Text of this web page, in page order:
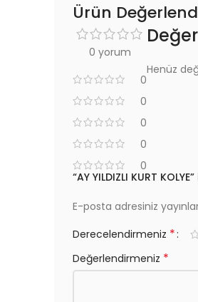
Ürün
0 yorum
0
0
0
0
0
Henüz
“AY YILDIZLI KURT
E-posta adresiniz
Derecelendirmeniz *
Değerlendirmeniz *